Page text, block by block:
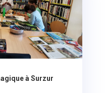
à Surzur